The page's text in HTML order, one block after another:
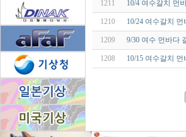
1211 10/4 여수갈치 먼
1210 10/24 여수갈치
1209 9/30 여수 먼바다
1208 10/15 여수갈치